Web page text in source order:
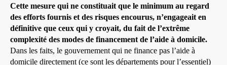
Cette mesure qui ne constituait que le minimum au regard
des efforts fournis et des risques encourus, n’engageait en
définitive que ceux qui y croyait, du fait de l’extrême
complexité des modes de financement de l’aide à domicile.
Dans les faits, le gouvernement qui ne finance pas l’aide à
domicile directement (ce sont les départements pour l’essentiel)